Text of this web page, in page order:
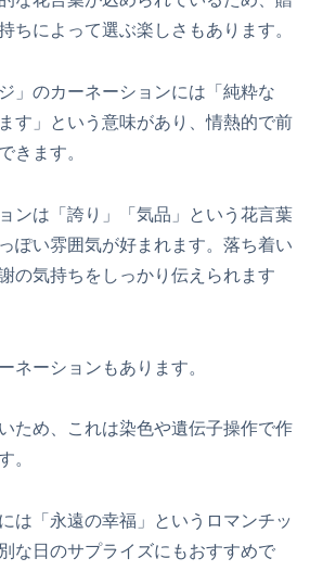
ちによって選ぶ楽しさもあります。
」のカーネーションには「純粋な
す」という意味があり、情熱的で前
きます。
ンは「誇り」「気品」という花言葉
ぽい雰囲気が好まれます。落ち着い
の気持ちをしっかり伝えられます
ネーションもあります。
ため、これは染色や遺伝子操作で作
。
は「永遠の幸福」というロマンチッ
な日のサプライズにもおすすめで